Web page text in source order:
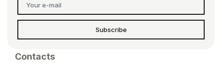
Subscribe
Contacts